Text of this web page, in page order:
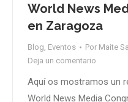
World News
en Zaragoza
Blog Eventos Por Maite
Deja un comentario
Aquí os mostramos un
World News Media